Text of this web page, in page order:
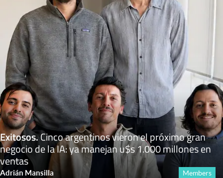
Exitosos.Cinco argentinos vieron el próximo gran
negocio de la IA: ya manejan u$s 1.000 millones en
ventas
Adrián Mansilla Members